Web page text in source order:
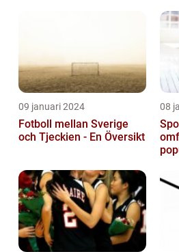
09 januari 2024
Fotboll mellan Sverige
och Tjeckien - En Översikt
08